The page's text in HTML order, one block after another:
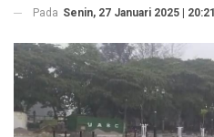
Pada Senin, 27 Januari 2025 | 20:21